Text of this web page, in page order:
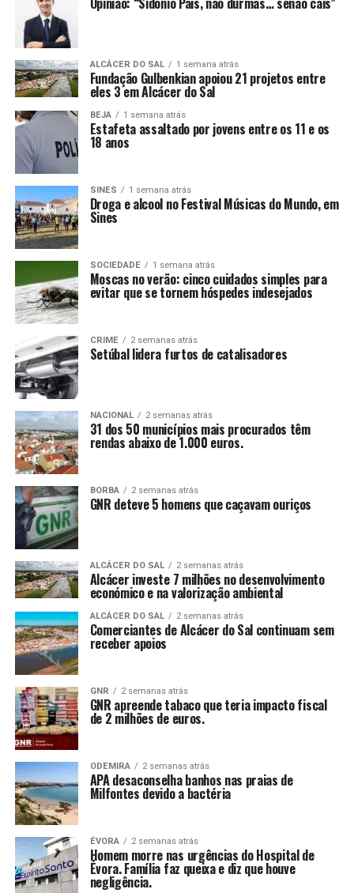
ALCÁCER DO SAL 1 semana atrás
Fundação Gulbenkian apoiou 21 projetos entre
eles 3 em Alcácer do Sal
BEJA 1 semana atrás
Estafeta assaltado por jovens entre os 11 e os
18 anos
SINES 1 semana atrás
Droga e alcool no Festival Músicas do Mundo, em
Sines
SOCIEDADE 1 semana atrás
Moscas no verão: cinco cuidados simples para
evitar que se tornem hóspedes indesejados
CRIME 2 semanas atrás
Setúbal lidera furtos de catalisadores
NACIONAL 2 semanas atrás
31 dos 50 municípios mais procurados têm
rendas abaixo de 1.000 euros.
BORBA 2 semanas atrás
GNR deteve 5 homens que caçavam ouriços
ALCÁCER DO SAL 2 semanas atrás
Alcácer investe 7 milhões no desenvolvimento
económico e na valorização ambiental
ALCÁCER DO SAL 2 semanas atrás
Comerciantes de Alcácer do Sal continuam sem
receber apoios
GNR 2 semanas atrás
GNR apreende tabaco que teria impacto fiscal
de 2 milhões de euros.
ODEMIRA 2 semanas atrás
APA desaconselha banhos nas praias de
Milfontes devido a bactéria
ÉVORA 2 semanas atrás
Homem morre nas urgências do Hospital de
Évora. Família faz queixa e diz que houve
negligência.